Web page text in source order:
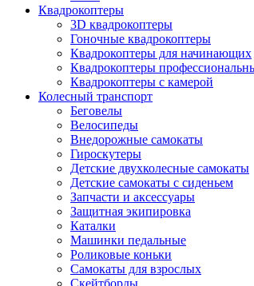
Квадрокоптеры
3D квадрокоптеры
Гоночные квадрокоптеры
Квадрокоптеры для начинающих
Квадрокоптеры
Квадрокоптеры с камерой
Колесный транспорт
Беговелы
Велосипеды
Внедорожные самокаты
Гироскутеры
Детские двухколесные самокаты
Детские самокаты с сиденьем
Запчасти и аксессуары
Защитная экипировка
Каталки
Машинки педальные
Роликовые коньки
Самокаты для взрослых
Скейтборды